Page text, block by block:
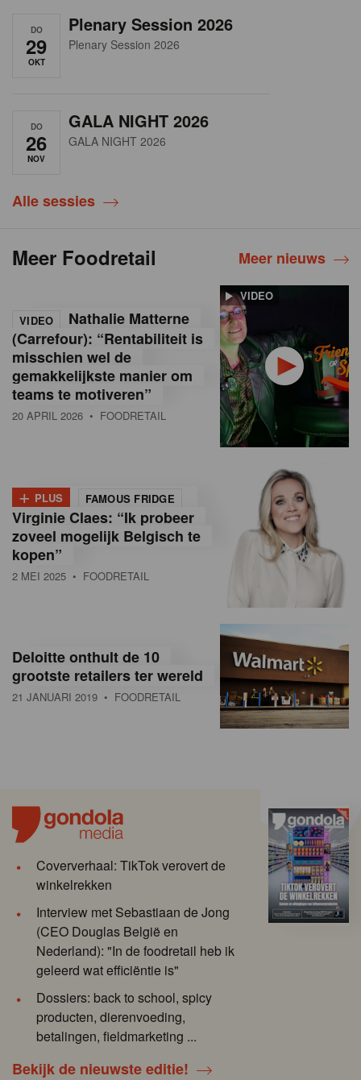
DO
29
OKT
Plenary Session 2026
Plenary Session 2026
DO
26
NOV
GALA NIGHT 2026
GALA NIGHT 2026
Alle sessies
Meer Foodretail Meer nieuws
VIDEO
VIDEO
Nathalie Matterne
(Carrefour): “Rentabiliteit is
misschien wel de
gemakkelijkste manier om
teams te motiveren”
20 APRIL 2026 • FOODRETAIL
+ PLUS FAMOUS FRIDGE
Virginie Claes: “Ik probeer
zoveel mogelijk Belgisch te
kopen”
2 MEI 2025 • FOODRETAIL
Deloitte onthult de 10
grootste retailers ter wereld
21 JANUARI 2019 • FOODRETAIL
Coververhaal: TikTok verovert de
winkelrekken
Interview met Sebastiaan de Jong
(CEO Douglas België en
Nederland): "In de foodretail heb ik
geleerd wat efficiëntie is"
Dossiers: back to school, spicy
producten, dierenvoeding,
betalingen, fieldmarketing ...
Bekijk de nieuwste editie!